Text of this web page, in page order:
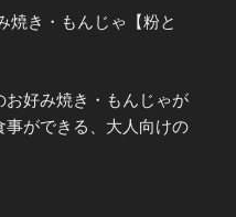
き・もんじゃ【粉と
お好み焼き・もんじゃが
ができる、大人向けの